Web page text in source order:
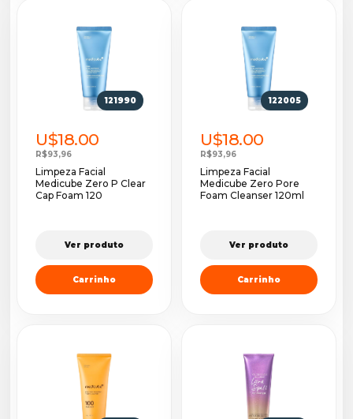
121990
U$18.00
R$93,96
Limpeza Facial
Medicube Zero P Clear
Cap Foam 120
Ver produto
Carrinho
122005
U$18.00
R$93,96
Limpeza Facial
Medicube Zero Pore
Foam Cleanser 120ml
Ver produto
Carrinho